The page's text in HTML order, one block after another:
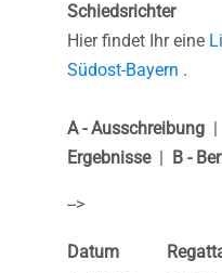
Schiedsrichter
Hier findet Ihr eine
Südost-Bayern .
A - Ausschreibung
Ergebnisse| B -
-->
Datum